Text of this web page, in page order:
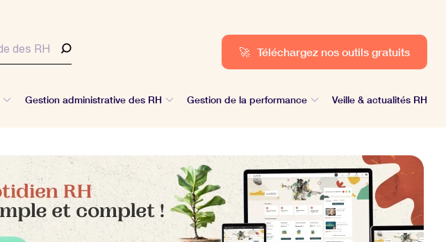
🚀 Téléchargez nos outils gratuits
Gestion administrative des RH Gestion de la performance Veille & actualités RH